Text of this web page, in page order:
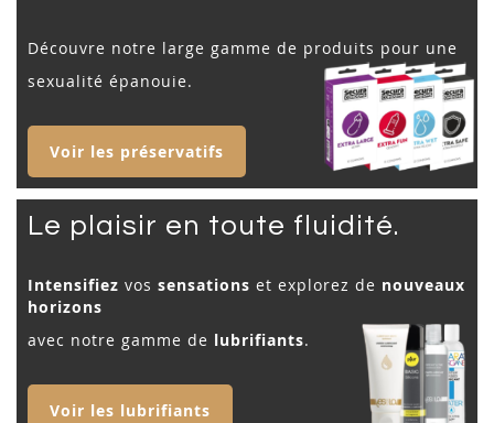
Découvre notre large gamme de produits pour une
sexualité épanouie.
Voir les préservatifs
Le plaisir en toute fluidité.
Intensifiez vos sensations et explorez de nouveaux
horizons
avec notre gamme de lubrifiants.
Voir les lubrifiants